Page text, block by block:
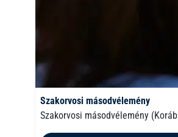
Szakorvosi másodvélemény
Szakorvosi másodvélemény